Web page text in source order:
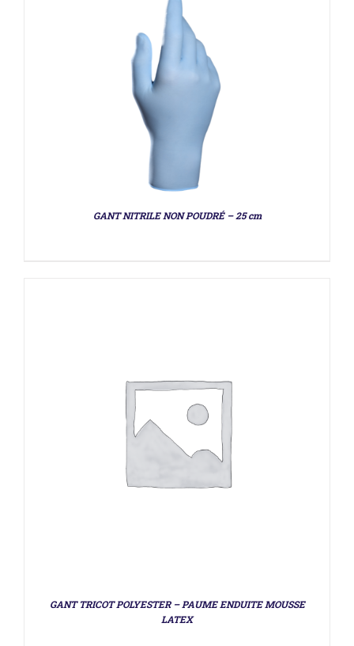
GANT NITRILE NON POUDRÉ – 25 cm
GANT TRICOT POLYESTER – PAUME ENDUITE MOUSSE
LATEX